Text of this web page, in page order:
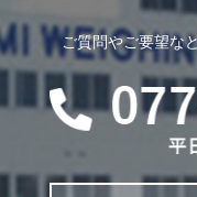
ご質問やご要望な